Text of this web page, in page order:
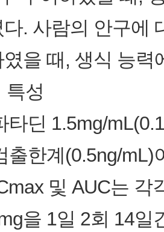
다. 사람의 안구에
을 때, 생식 능
특성
타딘 1.5mg/
출한계(0.5ng/mL)
및 AUC는 각
을 1일 2회 14